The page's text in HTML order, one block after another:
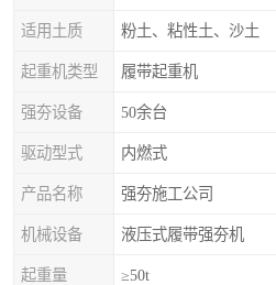
适用土质 粉土、粘性土、沙土
起重机类型 履带起重机
强夯设备 50余台
驱动型式 内燃式
产品名称 强夯施工公司
机械设备 液压式履带强夯机
起重量 ≥50t